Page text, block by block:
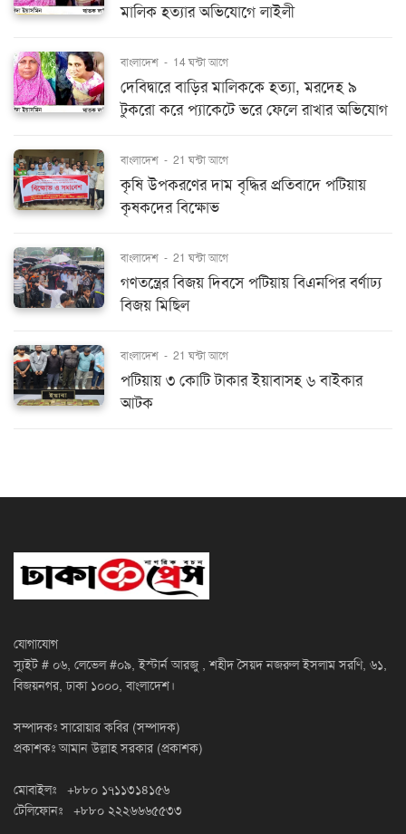
মালিক হত্যার অভিযোগে লাইলী
বাংলাদেশ - 14 ঘন্টা আগে
দেবিদ্বারে বাড়ির মালিককে হত্যা, মরদেহ ৯
টুকরো করে প্যাকেটে ভরে ফেলে রাখার অভিযোগ
বাংলাদেশ - 21 ঘন্টা আগে
কৃষি উপকরণের দাম বৃদ্ধির প্রতিবাদে পটিয়ায়
কৃষকদের বিক্ষোভ
বাংলাদেশ - 21 ঘন্টা আগে
গণতন্ত্রের বিজয় দিবসে পটিয়ায় বিএনপির বর্ণাঢ্য
বিজয় মিছিল
বাংলাদেশ - 21 ঘন্টা আগে
পটিয়ায় ৩ কোটি টাকার ইয়াবাসহ ৬ বাইকার
আটক
যোগাযোগ
স্যুইট # ০৬, লেভেল #০৯, ইস্টার্ন আরজু , শহীদ সৈয়দ নজরুল ইসলাম সরণি, ৬১,
বিজয়নগর, ঢাকা ১০০০, বাংলাদেশ।
সম্পাদকঃ সারোয়ার কবির (সম্পাদক)
প্রকাশকঃ আমান উল্লাহ সরকার (প্রকাশক)
মোবাইলঃ +৮৮০ ১৭১১৩১৪১৫৬
টেলিফোনঃ +৮৮০ ২২২৬৬৬৫৫৩৩